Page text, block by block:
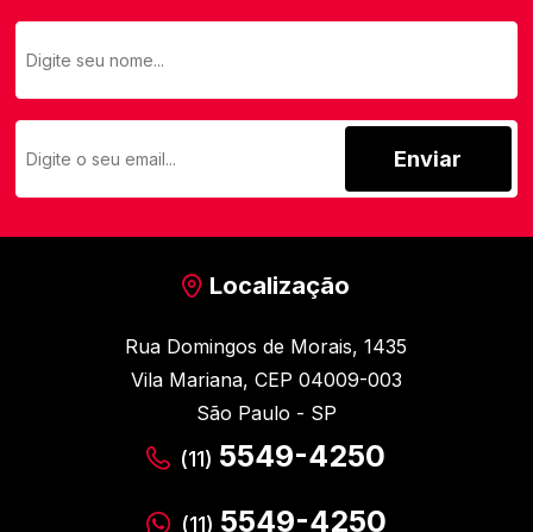
Enviar
Localização
Rua Domingos de Morais, 1435
Vila Mariana, CEP 04009-003
São Paulo - SP
(11) 5549-4250
(11) 5549-4250